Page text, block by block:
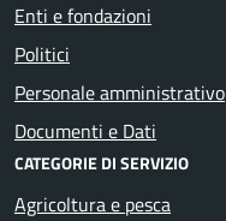
Enti e fondazioni
Politici
Personale amministrativo
Documenti e Dati
CATEGORIE DI SERVIZIO
Agricoltura e pesca